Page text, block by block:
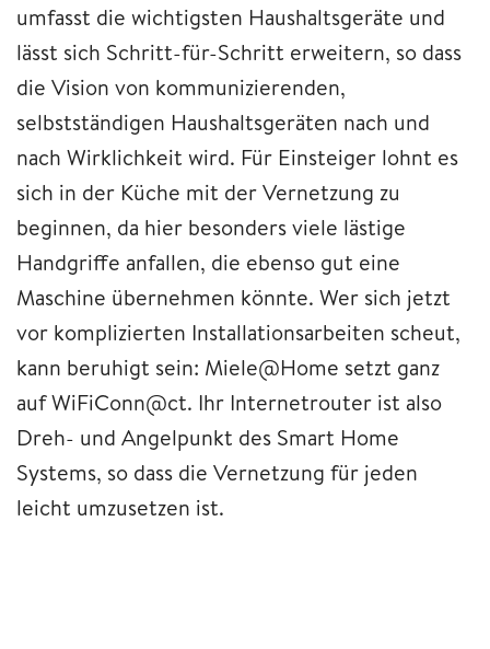
umfasst die wichtigsten Haushaltsgeräte und
lässt sich Schritt-für-Schritt erweitern, so dass
die Vision von kommunizierenden,
selbstständigen Haushaltsgeräten nach und
nach Wirklichkeit wird. Für Einsteiger lohnt es
sich in der Küche mit der Vernetzung zu
beginnen, da hier besonders viele lästige
Handgriffe anfallen, die ebenso gut eine
Maschine übernehmen könnte. Wer sich jetzt
vor komplizierten Installationsarbeiten scheut,
kann beruhigt sein: Miele@Home setzt ganz
auf WiFiConn@ct. Ihr Internetrouter ist also
Dreh- und Angelpunkt des Smart Home
Systems, so dass die Vernetzung für jeden
leicht umzusetzen ist.